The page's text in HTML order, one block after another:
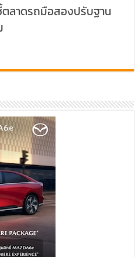
ตลาดรถมือสองปรับฐาน